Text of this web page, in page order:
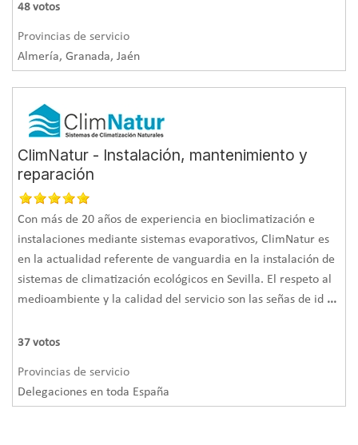
48 votos
Provincias de servicio
Almería, Granada, Jaén
ClimNatur - Instalación, mantenimiento y
reparación
Con más de 20 años de experiencia en bioclimatización e
instalaciones mediante sistemas evaporativos, ClimNatur es
en la actualidad referente de vanguardia en la instalación de
sistemas de climatización ecológicos en Sevilla. El respeto al
medioambiente y la calidad del servicio son las señas de id ...
37 votos
Provincias de servicio
Delegaciones en toda España